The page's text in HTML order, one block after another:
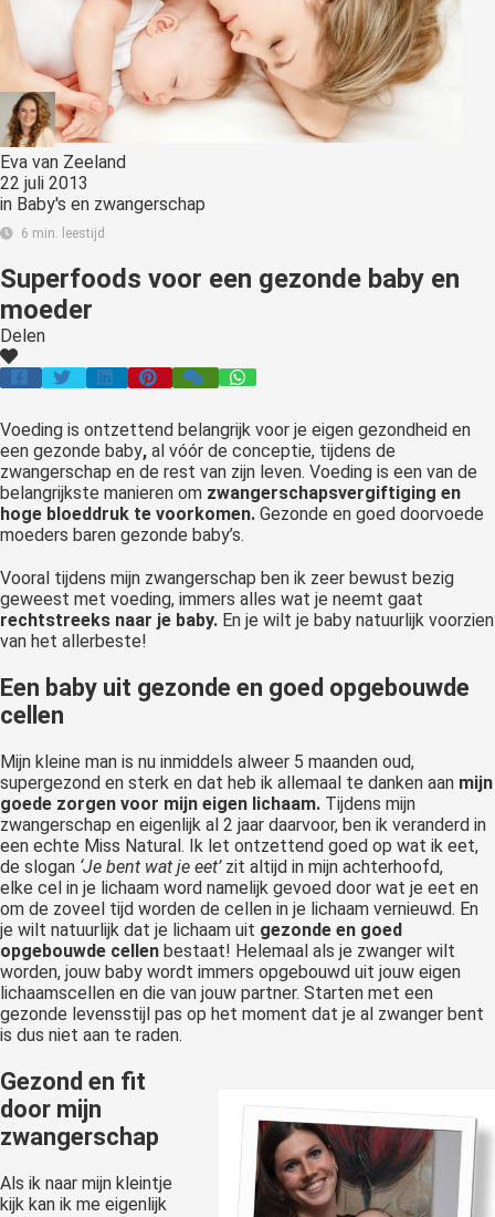
Eva van Zeeland
22 juli 2013
in Baby's en zwangerschap
6 min. leestijd
Superfoods voor een gezonde baby en
moeder
Delen
Voeding is ontzettend belangrijk voor je eigen gezondheid en
een gezonde baby, al vóór de conceptie, tijdens de
zwangerschap en de rest van zijn leven. Voeding is een van de
belangrijkste manieren om zwangerschapsvergiftiging en
hoge bloeddruk te voorkomen. Gezonde en goed doorvoede
moeders baren gezonde baby’s.
Vooral tijdens mijn zwangerschap ben ik zeer bewust bezig
geweest met voeding, immers alles wat je neemt gaat
rechtstreeks naar je baby. En je wilt je baby natuurlijk voorzien
van het allerbeste!
Een baby uit gezonde en goed opgebouwde
cellen
Mijn kleine man is nu inmiddels alweer 5 maanden oud,
supergezond en sterk en dat heb ik allemaal te danken aan mijn
goede zorgen voor mijn eigen lichaam. Tijdens mijn
zwangerschap en eigenlijk al 2 jaar daarvoor, ben ik veranderd in
een echte Miss Natural. Ik let ontzettend goed op wat ik eet,
de slogan ‘Je bent wat je eet’zit altijd in mijn achterhoofd,
elke cel in je lichaam word namelijk gevoed door wat je eet en
om de zoveel tijd worden de cellen in je lichaam vernieuwd. En
je wilt natuurlijk dat je lichaam uit gezonde en goed
opgebouwde cellen bestaat! Helemaal als je zwanger wilt
worden, jouw baby wordt immers opgebouwd uit jouw eigen
lichaamscellen en die van jouw partner. Starten met een
gezonde levensstijl pas op het moment dat je al zwanger bent
is dus niet aan te raden.
Gezond en fit
door mijn
zwangerschap
Als ik naar mijn kleintje
kijk kan ik me eigenlijk